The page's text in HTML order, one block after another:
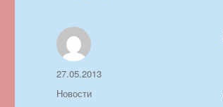
Автор
Опубликовано
27.05.2013
Рубрики
Новости